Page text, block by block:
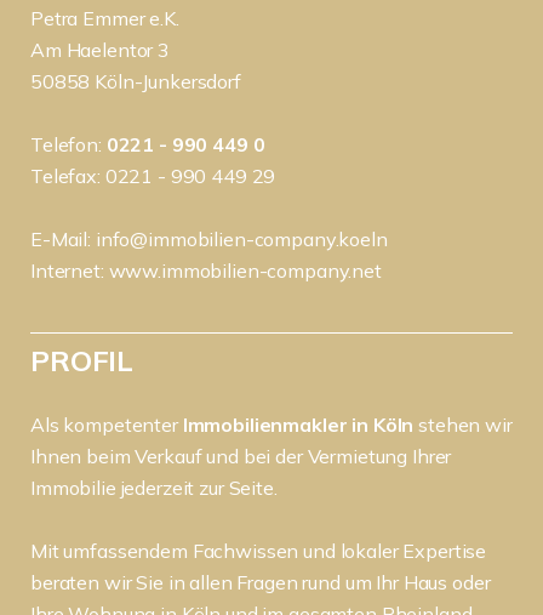
Petra Emmer e.K.
Am Haelentor 3
50858 Köln-Junkersdorf
Telefon: 0221 - 990 449 0
Telefax: 0221 - 990 449 29
E-Mail: info@immobilien-company.koeln
Internet: www.immobilien-company.net
PROFIL
Als kompetenter Immobilienmakler in Kölnstehen wir
Ihnen beim Verkauf und bei der Vermietung Ihrer
Immobilie jederzeit zur Seite.
Mit umfassendem Fachwissen und lokaler Expertise
beraten wir Sie in allen Fragen rund um Ihr Haus oder